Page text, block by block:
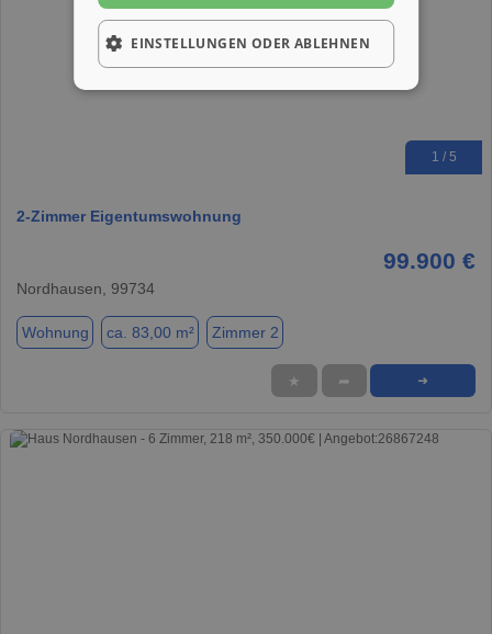
1 / 5
2-Zimmer Eigentumswohnung
99.900 €
Nordhausen, 99734
Wohnung ca. 83,00 m² Zimmer 2
★ ➦ ➜
EINSTELLUNGEN ODER ABLEHNEN